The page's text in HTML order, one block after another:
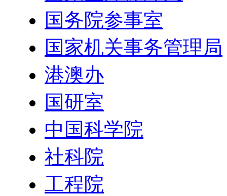
国务院参事室
国家机关事务管理局
港澳办
国研室
中国科学院
社科院
工程院